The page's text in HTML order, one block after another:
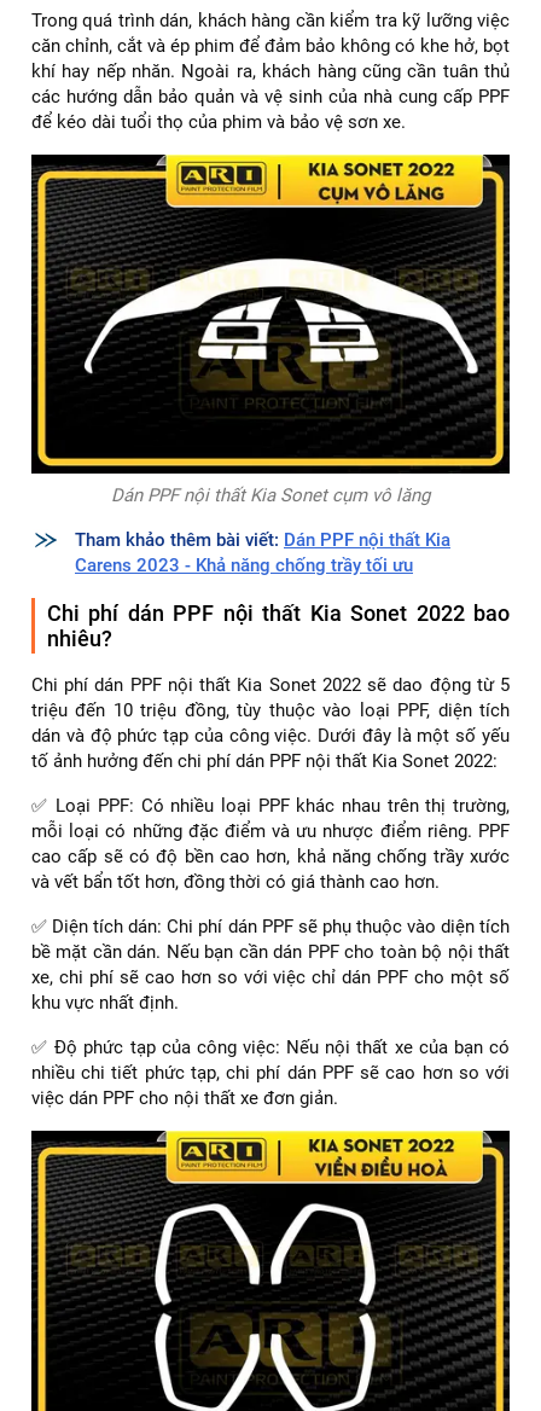
Trong quá trình dán, khách hàng cần kiểm tra kỹ lưỡng việc
căn chỉnh, cắt và ép phim để đảm bảo không có khe hở, bọt
khí hay nếp nhăn. Ngoài ra, khách hàng cũng cần tuân thủ
các hướng dẫn bảo quản và vệ sinh của nhà cung cấp PPF
để kéo dài tuổi thọ của phim và bảo vệ sơn xe.
Dán PPF nội thất Kia Sonet cụm vô lăng
Tham khảo thêm bài viết: Dán PPF nội thất Kia
Carens 2023 - Khả năng chống trầy tối ưu
Chi phí dán PPF nội thất Kia Sonet 2022 bao
nhiêu?
Chi phí dán PPF nội thất Kia Sonet 2022 sẽ dao động từ 5
triệu đến 10 triệu đồng, tùy thuộc vào loại PPF, diện tích
dán và độ phức tạp của công việc. Dưới đây là một số yếu
tố ảnh hưởng đến chi phí dán PPF nội thất Kia Sonet 2022:
✅ Loại PPF: Có nhiều loại PPF khác nhau trên thị trường,
mỗi loại có những đặc điểm và ưu nhược điểm riêng. PPF
cao cấp sẽ có độ bền cao hơn, khả năng chống trầy xước
và vết bẩn tốt hơn, đồng thời có giá thành cao hơn.
✅ Diện tích dán: Chi phí dán PPF sẽ phụ thuộc vào diện tích
bề mặt cần dán. Nếu bạn cần dán PPF cho toàn bộ nội thất
xe, chi phí sẽ cao hơn so với việc chỉ dán PPF cho một số
khu vực nhất định.
✅ Độ phức tạp của công việc: Nếu nội thất xe của bạn có
nhiều chi tiết phức tạp, chi phí dán PPF sẽ cao hơn so với
việc dán PPF cho nội thất xe đơn giản.